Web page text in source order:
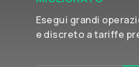
Esegui grandi
e discreto a tariffe